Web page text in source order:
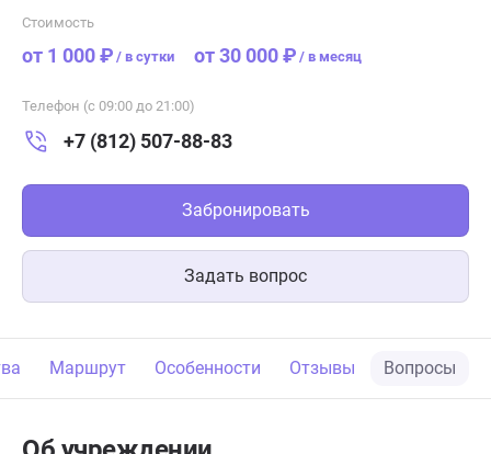
Стоимость
от 1 000 ₽ / в сутки от 30 000 ₽ / в месяц
Телефон (с 09:00 до 21:00)
+7 (812) 507-88-83
Забронировать
Задать вопрос
Маршрут Особенности Отзывы Вопросы